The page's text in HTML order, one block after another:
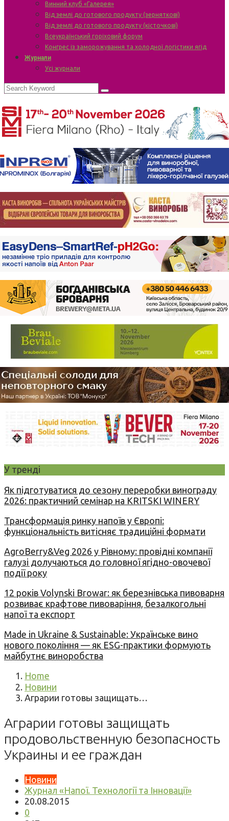
Винний клуб «Галерея»
Від землі до готового продукту (зерняткові)
Від землі до готового продукту (кісточкові)
Всеукраїнський горіховий форум
Конгрес із заморожування та холодної логістики ягід
Журнали
Усі журнали
У тренді
Як підготуватися до сезону переробки винограду
2026: практичний семінар на KRITSKI WINERY
Трансформація ринку напоїв у Європі:
функціональність витісняє традиційні формати
AgroBerry&Veg 2026 у Рівному: провідні компанії
галузі долучаються до головної ягідно-овочевої
події року
12 років Volynski Browar: як березнівська пивоварня
розвиває крафтове пивоваріння, безалкогольні
напої та експорт
Made in Ukraine & Sustainable: Українське вино
нового покоління — як ESG-практики формують
майбутнє виноробства
Home
Новини
Аграрии готовы защищать…
Аграрии готовы защищать
продовольственную безопасность
Украины и ее граждан
Новини
Журнал «Напої. Технології та Інновації»
20.08.2015
0